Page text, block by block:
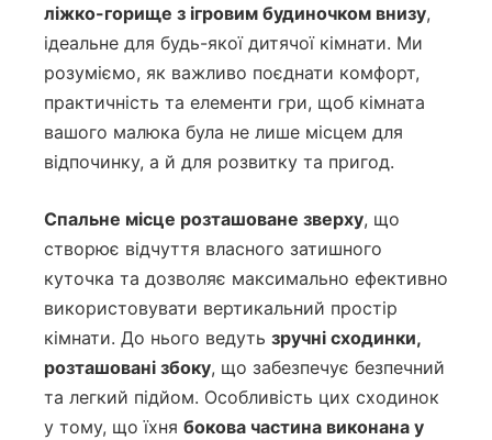
ліжко-горище з ігровим будиночком внизу,
ідеальне для будь-якої дитячої кімнати. Ми
розуміємо, як важливо поєднати комфорт,
практичність та елементи гри, щоб кімната
вашого малюка була не лише місцем для
відпочинку, а й для розвитку та пригод.
Спальне місце розташоване зверху, що
створює відчуття власного затишного
куточка та дозволяє максимально ефективно
використовувати вертикальний простір
кімнати. До нього ведуть зручні сходинки,
розташовані збоку, що забезпечує безпечний
та легкий підйом. Особливість цих сходинок
у тому, що їхня бокова частина виконана у